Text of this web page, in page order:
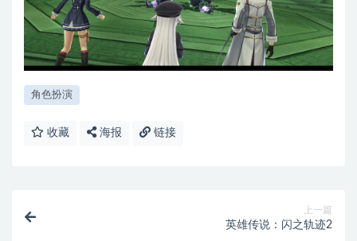
角色扮演
收藏 海报 链接
上一篇
英雄传说：闪之轨迹2